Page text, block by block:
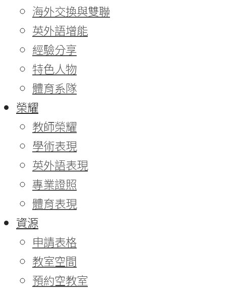
海外交換與雙聯
英外語增能
經驗分享
特色人物
體育系隊
榮耀
教師榮耀
學術表現
英外語表現
專業證照
體育表現
資源
申請表格
教室空間
預約空教室